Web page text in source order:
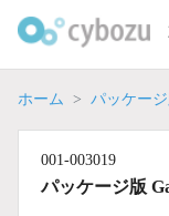
ホーム パッケージ
001-003019
パッケージ版